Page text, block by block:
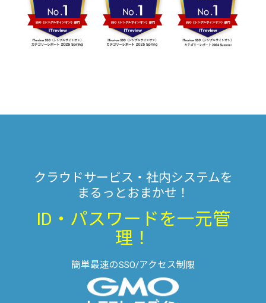
クラウドサービス・社内システムを
まるっとおまかせ！
ID・パスワードを一元管
理！
簡単最速のSSO/アクセス制限